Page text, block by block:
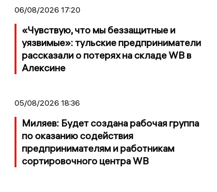
06/08/2026 17:20
«Чувствую, что мы беззащитные и
уязвимые»: тульские предприниматели
рассказали о потерях на складе WB в
Алексине
05/08/2026 18:36
Миляев: Будет создана рабочая группа
по оказанию содействия
предпринимателям и работникам
сортировочного центра WB